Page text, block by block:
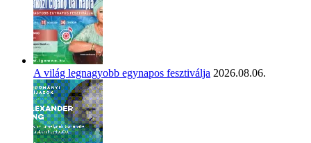
A világ legnagyobb egynapos fesztiválja 2026.08.06.